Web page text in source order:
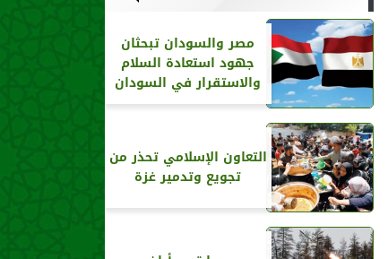
مصر والسودان تبحثان
جهود استعادة السلام
والاستقرار في السودان
التعاون الإسلامي تحذر من
تجويع وتدمير غزة